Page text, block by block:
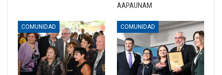
AAPAUNAM
COMUNIDAD COMUNIDAD